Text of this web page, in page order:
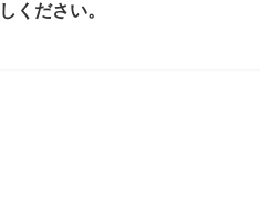
ください。